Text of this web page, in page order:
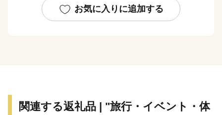
ティング等のアクティビティも楽しむことができ、年間
３００万人の観光客の皆さんに訪れていただいていま
特に、結婚から出産・子育てまで切れ目のない支援を積
お気に入りに追加する
関連する返礼品 | "旅行・イベント・体